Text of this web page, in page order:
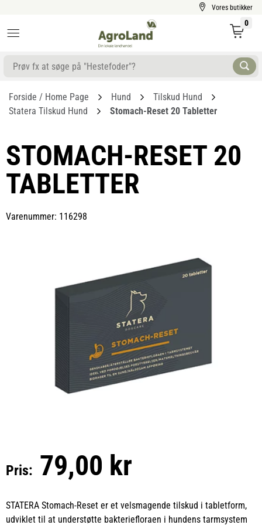
Vores butikker
0
Forside / Home Page Hund
Tilskud Hund
Statera Tilskud Hund
Stomach-Reset 20 Tabletter
STOMACH-RESET 20
TABLETTER
Varenummer: 116298
Pris: 79,00 kr
STATERA Stomach-Reset er et velsmagende tilskud i tabletform,
udviklet til at understøtte bakteriefloraen i hundens tarmsystem